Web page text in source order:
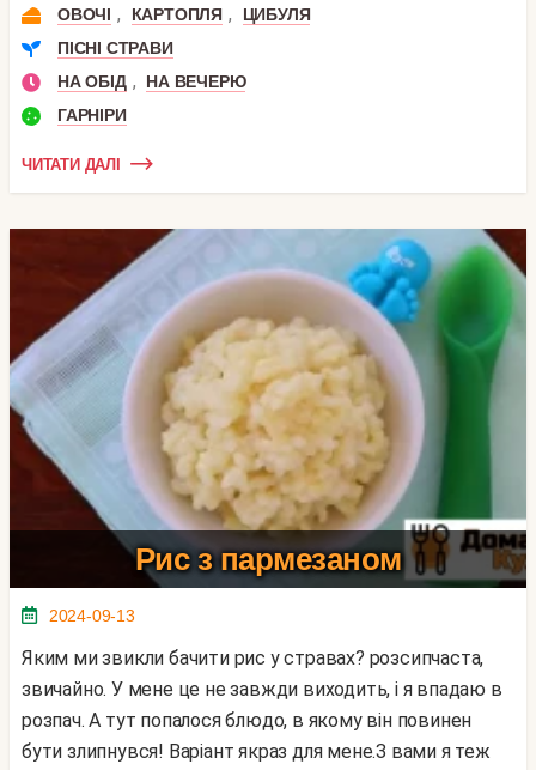
ОВОЧІ , КАРТОПЛЯ ,
ЦИБУЛЯ
ПІСНІ СТРАВИ
НА ОБІД ,
НА ВЕЧЕРЮ
ГАРНІРИ
ЧИТАТИ ДАЛІ
Рис з пармезаном
2024-09-13
Яким ми звикли бачити рис у стравах? розсипчаста,
звичайно. У мене це не завжди виходить, і я впадаю в
розпач. А тут попалося блюдо, в якому він повинен
бути злипнувся! Варіант якраз для мене.З вами я теж